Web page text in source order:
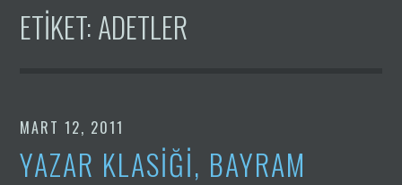
ETIKET:ADETLER
MART 12, 2011
YAZAR KLASIĞI, BAYRAM